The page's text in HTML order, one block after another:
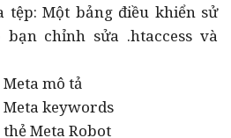
tệp: Một bảng điều khiển sử
chỉnh sửa .htaccess và
mô tả
keywords
Meta Robot